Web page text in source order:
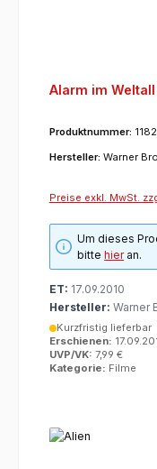
Alarm im Weltall
Produktnummer:
Hersteller: Warner
Preise exkl. MwSt.
Um dieses
bittehieran.
ET: 17.09.2010
Hersteller: Warner
Kurzfristig lieferbar
Erschienen:
UVP/VK: 7,99 €
Kategorie: Filme